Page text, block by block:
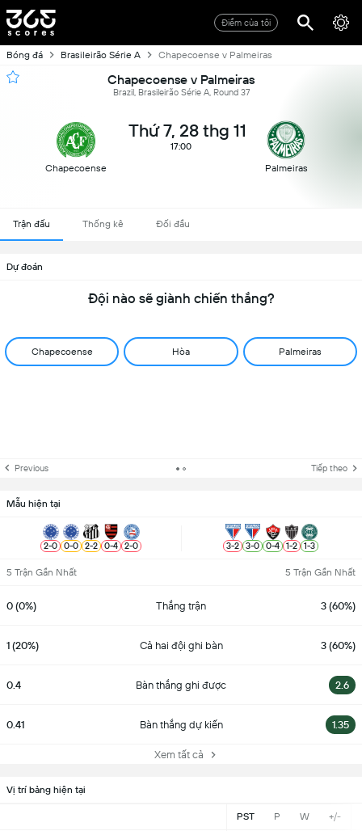
Điểm của tôi
Bóng đá Brasileirão Série A Chapecoense v Palmeiras
Chapecoense v Palmeiras
Brazil, Brasileirão Série A, Round 37
Chapecoense
Thứ 7, 28 thg 11
17:00
Palmeiras
Trận đấu Thống kê Đối đầu
Dự đoán
Đội nào sẽ giành chiến thắng?
Chapecoense Hòa Palmeiras
Previous Tiếp theo
Mẫu hiện tại
2-0 0-0 2-2 0-4 2-0 3-2 3-0 0-4 1-2 1-3
5 Trận Gần Nhất 5 Trận Gần Nhất
0 (0%) Thắng trận 3 (60%)
1 (20%) Cả hai đội ghi bàn 3 (60%)
0.4 Bàn thắng ghi được 2.6
0.41 Bàn thắng dự kiến 1.35
Xem tất cả
Vị trí bảng hiện tại
PST P W +/-